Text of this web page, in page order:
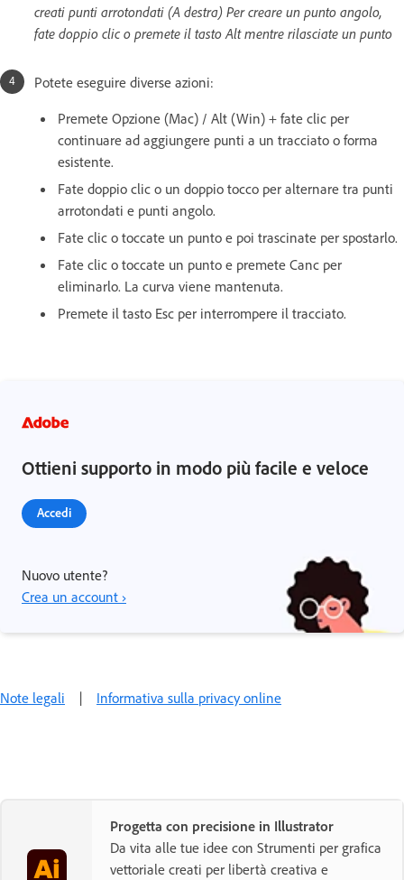
creati punti arrotondati (A destra) Per creare un punto angolo,
fate doppio clic o premete il tasto Alt mentre rilasciate un punto
Potete eseguire diverse azioni:
Premete Opzione (Mac) / Alt (Win) + fate clic per
continuare ad aggiungere punti a un tracciato o forma
esistente.
Fate doppio clic o un doppio tocco per alternare tra punti
arrotondati e punti angolo.
Fate clic o toccate un punto e poi trascinate per spostarlo.
Fate clic o toccate un punto e premete Canc per
eliminarlo. La curva viene mantenuta.
Premete il tasto Esc per interrompere il tracciato.
Ottieni supporto in modo più facile e veloce
Accedi
Nuovo utente?
Crea un account ›
Note legali | Informativa sulla privacy online
Progetta con precisione in Illustrator
Da vita alle tue idee con Strumenti per grafica
vettoriale creati per libertà creativa e